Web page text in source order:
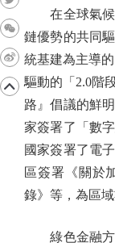
在全球氣候
鏈優勢的共同
統基建為主導
驅動的「2.0階
路』倡議的鮮
家簽署了「數
國家簽署了電
區簽署《關於
錄》等，為區
綠色金融方